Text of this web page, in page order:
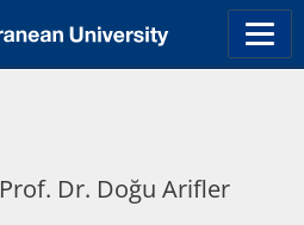
Prof. Dr. Doğu Arifler